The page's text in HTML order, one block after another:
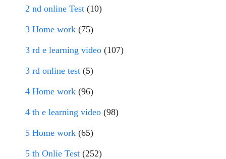
2 nd online Test (10)
3 Home work (75)
3 rd e learning video (107)
3 rd online test (5)
4 Home work (96)
4 th e learning video (98)
5 Home work (65)
5 th Onlie Test (252)